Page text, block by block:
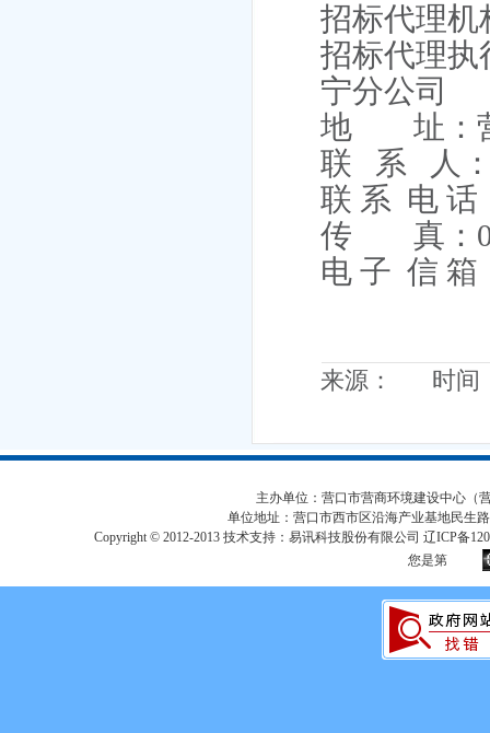
招标代理机
招标代理执
宁分公司
地
址：
联
系
人
联 系 电 话
传
真：
电 子 信 箱
来源： 时间
主办单位：营口市营商环境建设中心（
单位地址：营口市西市区沿海产业基地民生
Copyright © 2012-2013 技术支持：易讯科技股份有限公司 辽ICP备
您是第